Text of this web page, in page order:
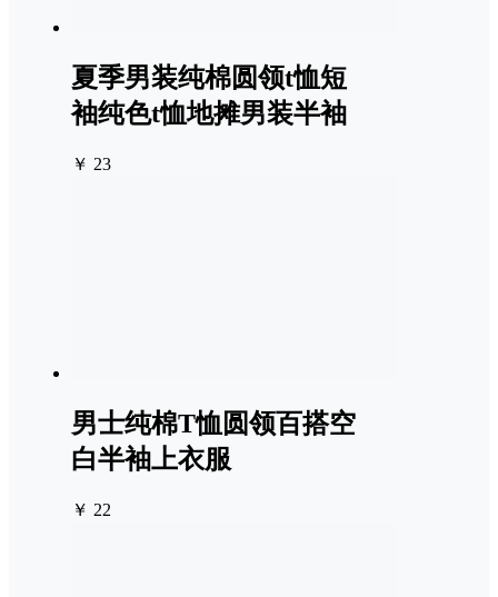
夏季男装纯棉圆领t恤短
袖纯色t恤地摊男装半袖
￥ 23
男士纯棉T恤圆领百搭空
白半袖上衣服
￥ 22